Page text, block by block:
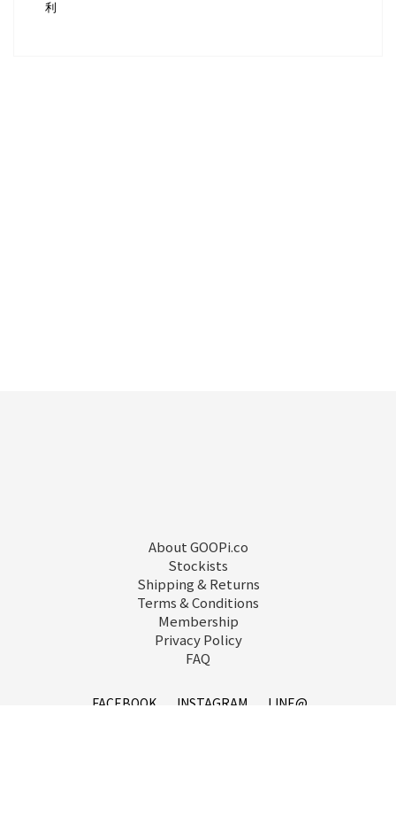
利
About GOOPi.co
Stockists
Shipping & Returns
Terms & Conditions
Membership
Privacy Policy
FAQ
FACEBOOK INSTAGRAM
LINE@